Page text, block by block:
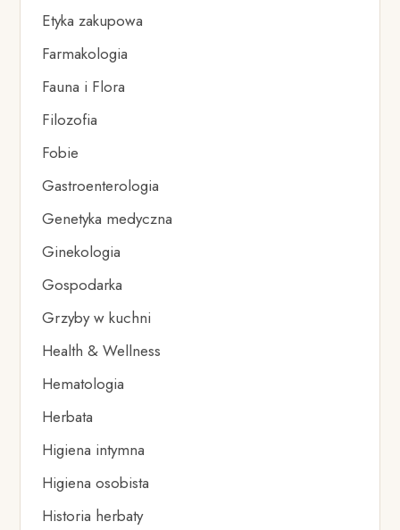
Etyka zakupowa
Farmakologia
Fauna i Flora
Filozofia
Fobie
Gastroenterologia
Genetyka medyczna
Ginekologia
Gospodarka
Grzyby w kuchni
Health & Wellness
Hematologia
Herbata
Higiena intymna
Higiena osobista
Historia herbaty